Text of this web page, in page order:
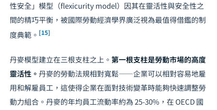
性安全」模型（flexicurity model）因其在靈活性與安全性之
間的精巧平衡，被國際勞動經濟學界廣泛視為最值得借鑑的制
度典範。 [15]
丹麥模型建立在三根支柱之上。 第一根支柱是勞動市場的高度
靈活性。 丹麥的勞動法規相對寬鬆——企業可以相對容易地雇
用和解雇員工，這使得企業在面對技術變革時能夠快速調整勞
動力組合。丹麥的年均員工流動率約為 25-30%，在 OECD 國